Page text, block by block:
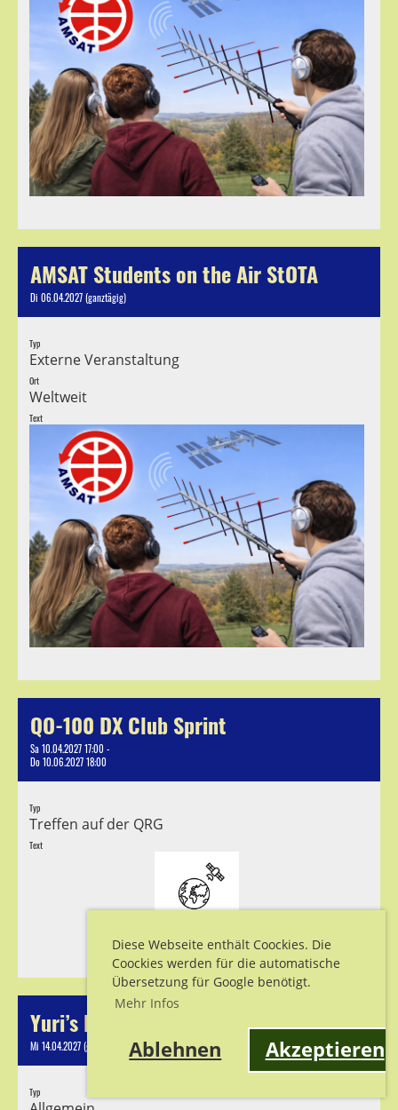
Diese Webseite enthält Coockies. Die
Coockies werden für die automatische
Übersetzung für Google benötigt.
Mehr Infos
Ablehnen Akzeptieren
AMSAT Students on the Air StOTA
Di 06.04.2027 (ganztägig)
Typ
Externe Veranstaltung
Ort
Weltweit
Text
QO-100 DX Club Sprint
Sa 10.04.2027 17:00 -
Do 10.06.2027 18:00
Typ
Treffen auf der QRG
Text
Yuri’s Night
Mi 14.04.2027 (ganztägig)
Typ